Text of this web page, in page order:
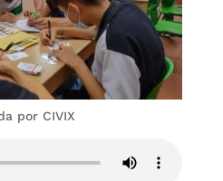
por CIVIX